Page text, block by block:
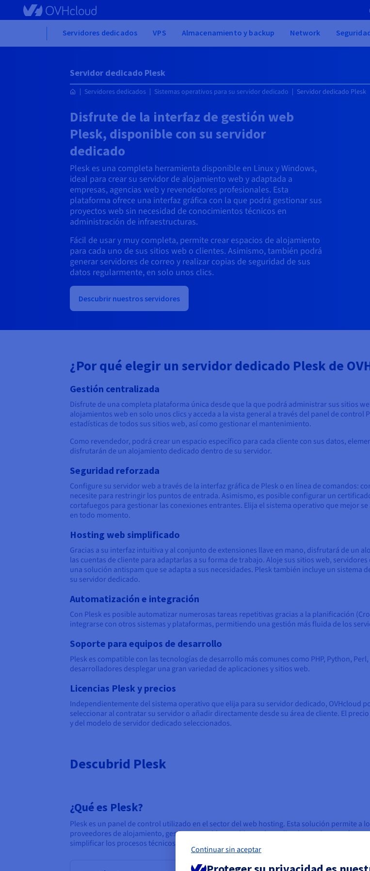
to
Servidores dedicados VPS Almacenamiento y backup Network
Servidor dedicado Plesk
Servidores dedicados Sistemas operativos para su servidor dedicado Servidor dedicado Plesk
Disfrute de la interfaz de gestión web
Plesk, disponible con su servidor
dedicado
Plesk es una completa herramienta disponible en Linux y Windows,
ideal para crear su servidor de alojamiento web y adaptada a
empresas, agencias web y revendedores profesionales. Esta
plataforma ofrece una interfaz gráfica con la que podrá gestionar sus
proyectos web sin necesidad de conocimientos técnicos en
administración de infraestructuras.
Fácil de usar y muy completa, permite crear espacios de alojamiento
para cada uno de sus sitios web o clientes. Asimismo, también podrá
generar servidores de correo y realizar copias de seguridad de sus
datos regularmente, en solo unos clics.
Descubrir nuestros servidores
¿Por qué elegir un servidor dedicado Plesk de
Gestión centralizada
Disfrute de una completa plataforma única desde que la que podrá administrar sus sitios
alojamientos web en solo unos clics y acceda a la vista general a través del panel de
estadísticas de todos sus sitios web, así como gestionar el mantenimiento.
Como revendedor, podrá crear un espacio específico para cada cliente con sus datos,
disfrutarán de un alojamiento dedicado dentro de su servidor.
Seguridad reforzada
Configure su servidor web a través de la interfaz gráfica de Plesk o en línea de comandos:
necesite para restringir los puntos de entrada. Asimismo, es posible configurar un
cortafuegos para gestionar las conexiones entrantes. Elija el sistema operativo que mejor
en todo momento.
Hosting web simplificado
Gracias a su interfaz intuitiva y al conjunto de extensiones llave en mano, disfrutará de un
las cuentas de cliente para adaptarlas a su forma de trabajo. Aloje sus sitios web,
una solución antispam que se adapta a sus necesidades. Plesk también incluye un
su servidor dedicado.
Automatización e integración
Con Plesk es posible automatizar numerosas tareas repetitivas gracias a la planificación
integrarse con otros sistemas y plataformas, permitiendo una gestión más fluida de los
Soporte para equipos de desarrollo
Plesk es compatible con las tecnologías de desarrollo más comunes como PHP, Python,
desarrolladores desplegar una gran variedad de aplicaciones y sitios web.
Licencias Plesk y precios
Independientemente del sistema operativo que elija para su servidor dedicado, OVHcloud
seleccionar al contratar su servidor o añadir directamente desde su área de cliente. El
y del modelo de servidor dedicado seleccionados.
Descubrid Plesk
¿Qué es Plesk?
Plesk es un panel de control utilizado en el sector del web hosting. Esta solución permite a
proveedores de alojamiento, gestionar servidores, sitios web y aplicaciones. Se trata de
simplificar los procesos técnicos de administración de servidores y sitios web para usuarios
Continuar sin aceptar